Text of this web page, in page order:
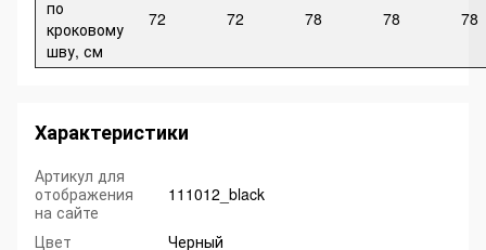
по
кроковому
шву, см
72 72 78 78 78
Характеристики
Артикул для
отображения
на сайте
111012_black
Цвет Черный